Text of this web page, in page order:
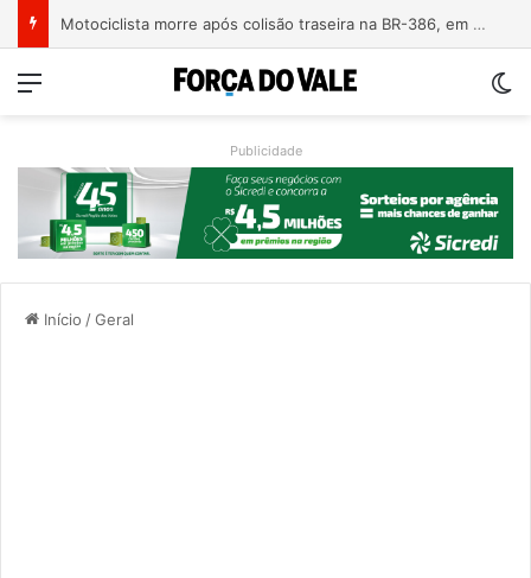
Árvore derrubada por temporal mata motociclista na ERS-124 em Montenegro
Menu
Publicidade
Início /Geral